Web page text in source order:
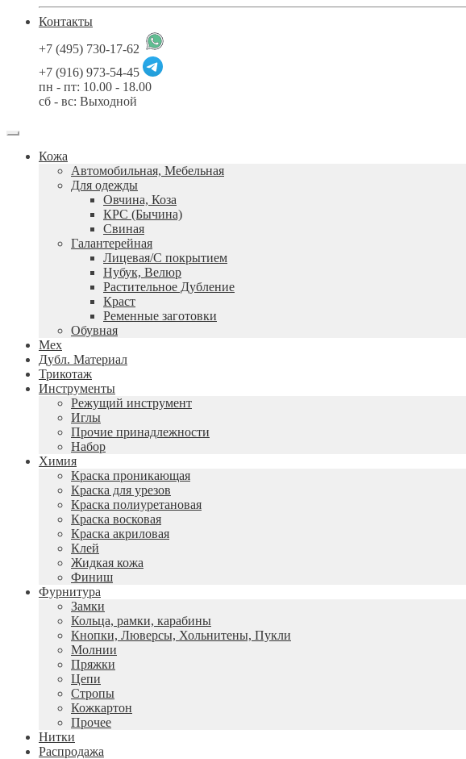
Контакты
+7 (495) 730-17-62
+7 (916) 973-54-45
пн - пт: 10.00 - 18.00
сб - вс: Выходной
Кожа
Автомобильная, Мебельная
Для одежды
Овчина, Коза
КРС (Бычина)
Свиная
Галантерейная
Лицевая/С покрытием
Нубук, Велюр
Растительное Дубление
Краст
Ременные заготовки
Обувная
Мех
Дубл. Материал
Трикотаж
Инструменты
Режущий инструмент
Иглы
Прочие принадлежности
Набор
Химия
Краска проникающая
Краска для урезов
Краска полиуретановая
Краска восковая
Краска акриловая
Клей
Жидкая кожа
Финиш
Фурнитура
Замки
Кольца, рамки, карабины
Кнопки, Люверсы, Хольнитены, Пукли
Молнии
Пряжки
Цепи
Стропы
Кожкартон
Прочее
Нитки
Распродажа